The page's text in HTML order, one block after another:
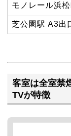
モノレール浜
芝公園駅 A3出
客室は全室禁
TVが特徴